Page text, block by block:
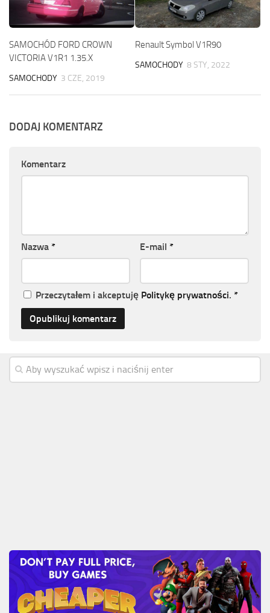
SAMOCHÓD FORD CROWN
VICTORIA V1R1 1.35.X
SAMOCHODY 3 CZE, 2019
Renault Symbol V1R90
SAMOCHODY 8 STY, 2022
DODAJ KOMENTARZ
Komentarz
Nazwa * E-mail *
Przeczytałem i akceptuję Politykę prywatności. *